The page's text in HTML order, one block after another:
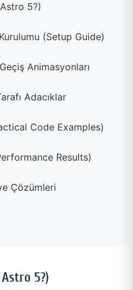
5?)
(Setup Guide)
Animasyonları
Adacıklar
Code Examples)
Results)
Çözümleri
5?)